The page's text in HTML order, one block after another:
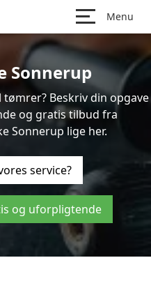
Menu
Sonnerup
Beskriv din opgave
og gratis tilbud fra
Sonnerup lige her.
service?
og uforpligtende